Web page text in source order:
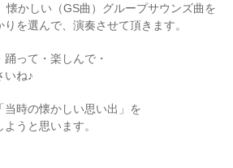
懐かしい（GS曲）グループサウンズ曲を
を選んで、演奏させて頂きます。
って・楽しんで・
いね♪
時の懐かしい思い出」を
うと思います。